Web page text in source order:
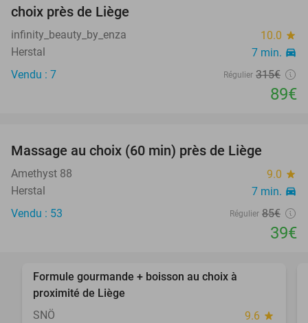
choix près de Liège
infinity_beauty_by_enza 10.0 star
Herstal 7 min. directions_car
Vendu : 7 Régulier 315€
89€
Massage au choix (60 min) près de Liège
Amethyst 88 9.0 star
Herstal 7 min. directions_car
Vendu : 53 Régulier 85€
39€
favorite_border
Formule gourmande + boisson au choix à
proximité de Liège
SNÖ
9.6 star